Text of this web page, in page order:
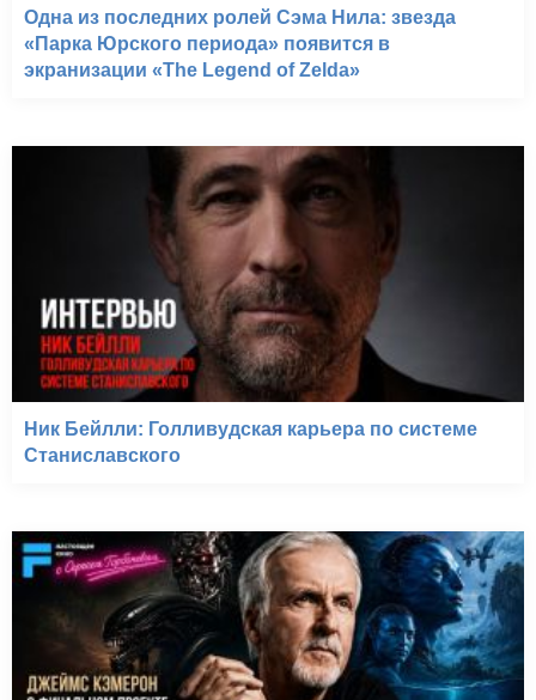
Одна из последних ролей Сэма Нила: звезда
«Парка Юрского периода» появится в
экранизации «The Legend of Zelda»
Ник Бейлли: Голливудская карьера по системе
Станиславского